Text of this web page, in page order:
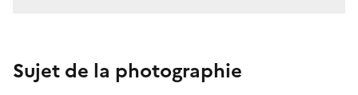
Sujet de la photographie